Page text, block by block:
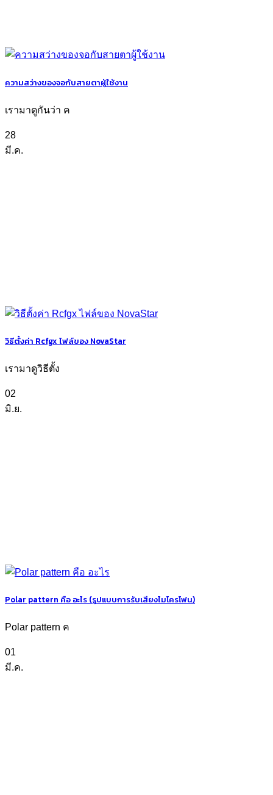
ความสว่างของจอกับสายตาผู้ใช้งาน
เรามาดูกันว่า ค
28
มี.ค.
วิธีตั้งค่า Rcfgx ไฟล์ของ NovaStar
เรามาดูวิธีตั้ง
02
มิ.ย.
Polar pattern คือ อะไร (รูปแบบการรับเสียงไมโครโฟน)
Polar pattern ค
01
มี.ค.